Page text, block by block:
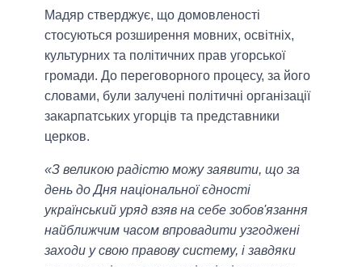
Мадяр стверджує, що домовленості
стосуються розширення мовних, освітніх,
культурних та політичних прав угорської
громади. До переговорного процесу, за його
словами, були залучені політичні організації
закарпатських угорців та представники
церков.
«З великою радістю можу заявити, що за
день до Дня національної єдності
український уряд взяв на себе зобов'язання
найближчим часом впровадити узгоджені
заходи у свою правову систему, і завдяки